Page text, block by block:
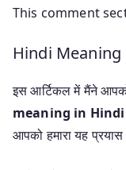
This comment
Hindi
इस आर्टिकल में मैंने
meaning in
आपको हमारा यह